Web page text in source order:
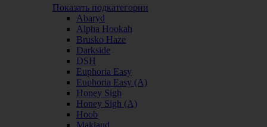
Показать подкатегории
Abaryd
Alpha Hookah
Brusko Haze
Darkside
DSH
Euphoria Easy
Euphoria Easy (А)
Honey Sigh
Honey Sigh (А)
Hoob
Maklaud